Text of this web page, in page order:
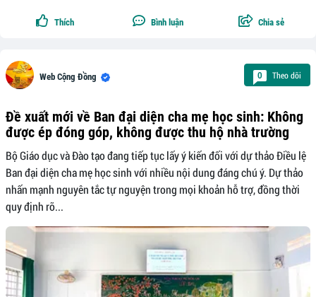
Thích Bình luận Chia sẻ
Web Cộng Đồng 0 Theo dõi
Đề xuất mới về Ban đại diện cha mẹ học sinh: Không
được ép đóng góp, không được thu hộ nhà trường
Bộ Giáo dục và Đào tạo đang tiếp tục lấy ý kiến đối với dự thảo Điều lệ
Ban đại diện cha mẹ học sinh với nhiều nội dung đáng chú ý. Dự thảo
nhấn mạnh nguyên tắc tự nguyện trong mọi khoản hỗ trợ, đồng thời
quy định rõ...